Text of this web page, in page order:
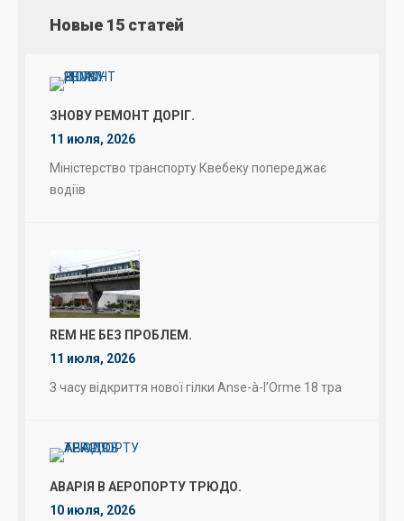
Новые 15 статей
ЗНОВУ РЕМОНТ ДОРІГ.
11 июля, 2026
Міністерство транспорту Квебеку попереджає
водіїв
REM НЕ БЕЗ ПРОБЛЕМ.
11 июля, 2026
З часу відкриття нової гілки Anse-à-l’Orme 18 тра
АВАРІЯ В АЕРОПОРТУ ТРЮДО.
10 июля, 2026